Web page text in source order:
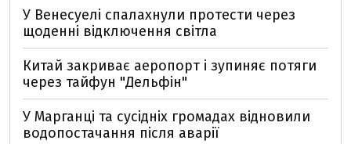
У Венесуелі спалахнули протести через
щоденні відключення світла
Китай закриває аеропорт і зупиняє потяги
через тайфун "Дельфін"
У Марганці та сусідніх громадах відновили
водопостачання після аварії